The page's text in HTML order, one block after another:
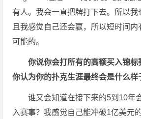
有人。我会一直把牌打下去。所以我
且我感觉自己还会赢，所以短时间
可能的。
你说你会打所有的高额买入锦标
你认为你的扑克生涯最终会是什么样
谁又会知道在接下来的5到10年
入赛事？我感觉自己能冲破1亿美元